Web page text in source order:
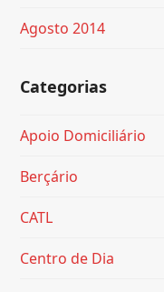
Agosto 2014
Categorias
Apoio Domiciliário
Berçário
CATL
Centro de Dia